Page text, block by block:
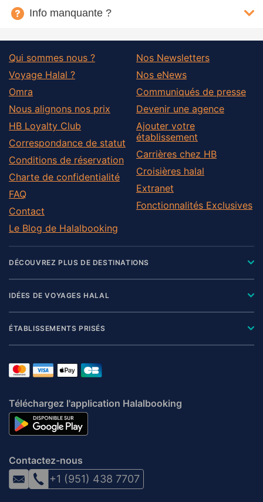
Info manquante ?
Qui sommes nous ?
Voyage Halal ?
Omra
Nous alignons nos prix
HB Loyalty Club
Correspondance de statut
Conditions de réservation
Charte de confidentialité
FAQ
Contact
Le Blog de Halalbooking
Nos Newsletters
Nos eNews
Communiqués de presse
Devenir une agence
Ajouter votre
établissement
Carrières chez HB
Croisières halal
Extranet
Fonctionnalités Exclusives
DÉCOUVREZ PLUS DE DESTINATIONS
IDÉES DE VOYAGES HALAL
ÉTABLISSEMENTS PRISÉS
Téléchargez l'application Halalbooking
Contactez-nous
+1 (951) 438 7707